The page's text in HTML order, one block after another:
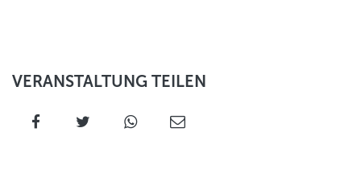
VERANSTALTUNG TEILEN